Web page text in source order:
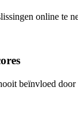
online te
beïnvloed door